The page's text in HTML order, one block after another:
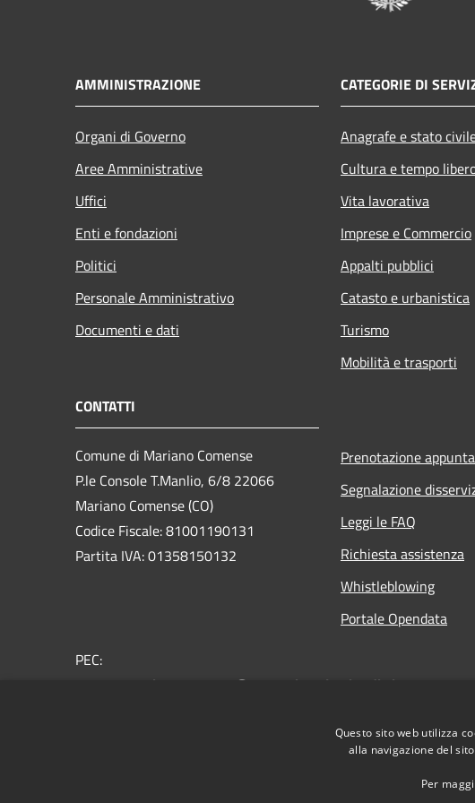
AMMINISTRAZIONE
Organi di Governo
Aree Amministrative
Uffici
Enti e fondazioni
Politici
Personale Amministrativo
Documenti e dati
CATEGORIE DI
Anagrafe e stato
Cultura e tempo
Vita lavorativa
Imprese e Commercio
Appalti pubblici
Catasto e urbanistica
Turismo
Mobilità e trasporti
CONTATTI
Comune di Mariano Comense
P.le Console T.Manlio, 6/8 22066
Mariano Comense (CO)
Codice Fiscale: 81001190131
Partita IVA: 01358150132
PEC:
comune.marianocomense@pec.regione.lombardia.it
Prenotazione
Segnalazione
Leggi le FAQ
Richiesta assistenza
Whistleblowing
Portale Opendata
Questo sito web utilizza
alla navigazione del
Per